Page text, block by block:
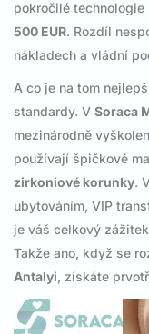
pokročilé
500 EUR. Rozdíl
nákladech a vládní
A co je na tom
standardy. V Soraca
mezinárodně
používají špičkové
zirkoniové korunky.
ubytováním, VIP
je váš celkový
Takže ano, když se
Antalyi, získáte